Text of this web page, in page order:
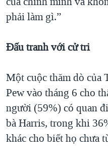
phải làm gì.”
Đấu tranh với cử tri
Một cuộc thăm dò của
Pew vào tháng 6 cho
người (59%) có quan
bà Harris, trong khi
khác cho biết họ chưa